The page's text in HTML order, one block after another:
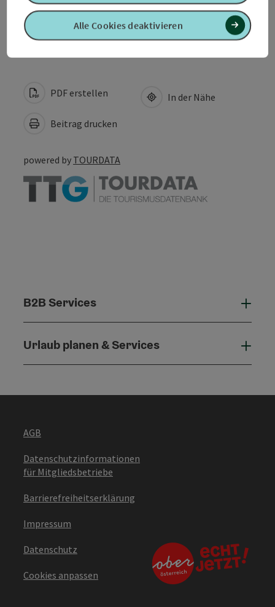
Barrierefreiheit
PDF erstellen
Beitrag drucken
In der Nähe
powered by TOURDATA
B2B Services
Urlaub planen & Services
AGB
Datenschutzinformationen
für Mitgliedsbetriebe
Barrierefreiheitserklärung
Impressum
Datenschutz
Cookies anpassen
Alle Cookies deaktivieren